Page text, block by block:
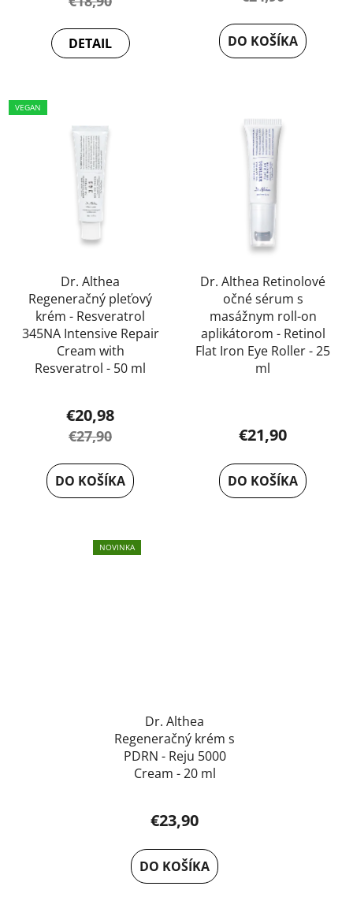
produktu
je
5,0
DETAIL DO KOŠÍKA
VEGAN
Dr. Althea
Regeneračný pleťový
krém - Resveratrol
345NA Intensive Repair
Cream with
Resveratrol - 50 ml
hodnotenie
produktu
je
5,0
hviezdičiek.
€20,98
€27,90
DO KOŠÍKA
Dr. Althea Retinolové
očné sérum s
masážnym roll-on
aplikátorom - Retinol
Flat Iron Eye Roller - 25
ml
€21,90
DO KOŠÍKA
NOVINKA
Dr. Althea
Regeneračný krém s
PDRN - Reju 5000
Cream - 20 ml
€23,90
DO KOŠÍKA